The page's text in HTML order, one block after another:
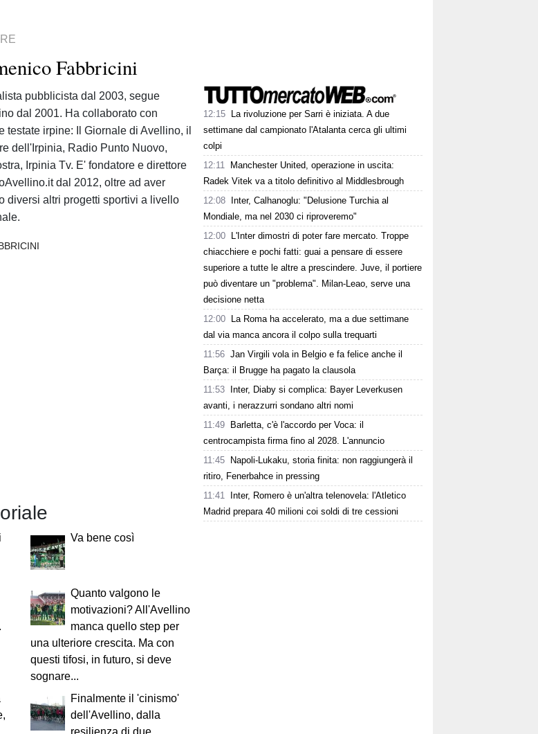
Fabbricini
pubblicista dal 2003, segue
dal 2001. Ha collaborato con
testate irpine: Il Giornale di Avellino, il
dell'Irpinia, Radio Punto Nuovo,
Irpinia Tv. E' fondatore e direttore
dal 2012, oltre ad aver
diversi altri progetti sportivi a livello
Va bene così
Quanto valgono le
motivazioni? All'Avellino
manca quello step per
una ulteriore crescita. Ma con
questi tifosi, in futuro, si deve
sognare...
Finalmente il 'cinismo'
dell'Avellino, dalla
12:15
La rivoluzione per Sarri è iniziata. A due
settimane dal campionato l'Atalanta cerca gli ultimi
colpi
12:11
Manchester United, operazione in uscita:
Radek Vitek va a titolo definitivo al Middlesbrough
12:08
Inter, Calhanoglu: "Delusione Turchia al
Mondiale, ma nel 2030 ci riproveremo"
12:00
L'Inter dimostri di poter fare mercato. Troppe
chiacchiere e pochi fatti: guai a pensare di essere
superiore a tutte le altre a prescindere. Juve, il portiere
può diventare un "problema". Milan-Leao, serve una
decisione netta
12:00
La Roma ha accelerato, ma a due settimane
dal via manca ancora il colpo sulla trequarti
11:56 Jan Virgili vola in Belgio e fa felice anche il
Barça: il Brugge ha pagato la clausola
11:53
Inter, Diaby si complica: Bayer Leverkusen
avanti, i nerazzurri sondano altri nomi
11:49
Barletta, c'è l'accordo per Voca: il
centrocampista firma fino al 2028. L'annuncio
11:45
Napoli-Lukaku, storia finita: non raggiungerà il
ritiro, Fenerbahce in pressing
11:41
Inter, Romero è un'altra telenovela: l'Atletico
Madrid prepara 40 milioni coi soldi di tre cessioni